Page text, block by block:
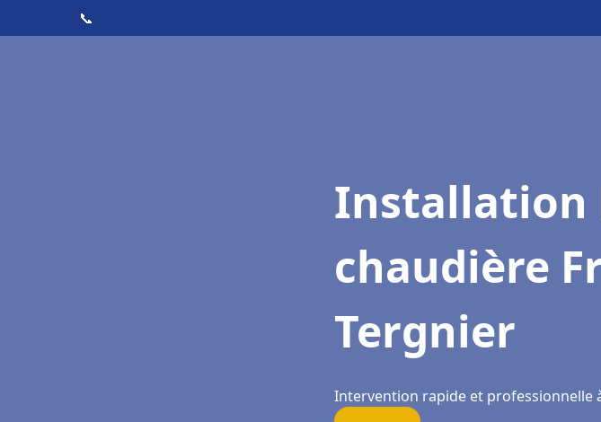
📞
Installation
chaudière
Tergnier
Intervention rapide et professionnelle